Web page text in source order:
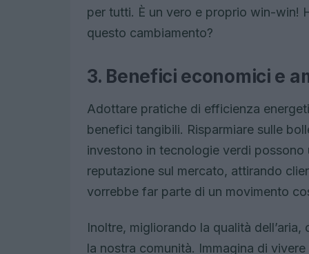
per tutti. È un vero e proprio win-win!
questo cambiamento?
3. Benefici economici e
Adottare pratiche di efficienza
benefici tangibili. Risparmiare sulle
investono in tecnologie verdi
reputazione sul mercato, attirando
vorrebbe far parte di un movimento
Inoltre, migliorando la qualità
la nostra comunità. Immagina di